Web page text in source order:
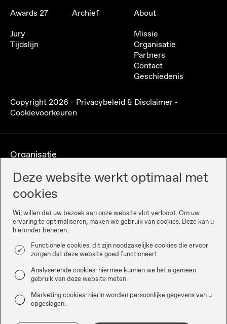
Awards 27
Jury
Tijdslijn
Archief
About
Missie
Organisatie
Partners
Contact
Geschiedenis
Copyright2026 - Privacybeleid & Disclaimer -
Cookievoorkeuren
Organisatie
Deze website werkt optimaal met
cookies
Wij willen dat uw bezoek aan onze website vlot verloopt. Om uw
ervaring te optimaliseren, maken we gebruik van cookies. Deze kan u
hieronder beheren.
Functionele cookies: dit zijn noodzakelijke cookies die ervoor
zorgen dat deze website goed functioneert.
Analyserende cookies: hiermee kunnen we het algemeen
gebruik van deze website meten.
Marketing cookies: hierin worden persoonlijke gegevens van u
opgeslagen.